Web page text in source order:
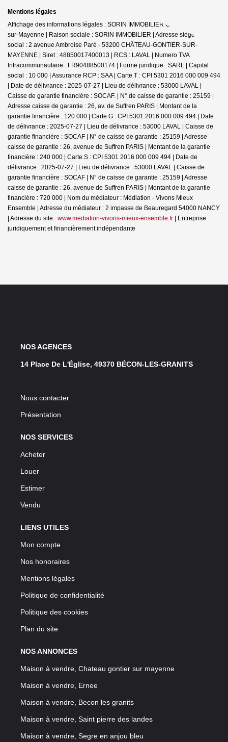
Mentions légales
Affichage des informations légales : SORIN IMMOBILIER Château-Gontier-
sur-Mayenne | Raison sociale : SORIN IMMOBILIER | Adresse siège
social : 2 avenue Ambroise Paré - 53200 CHÂTEAU-GONTIER-SUR-
MAYENNE | Siret : 48850017400013 | RCS : LAVAL | Numero TVA
Intracommunautaire : FR90488500174 | Forme juridique : SARL | Capital
social : 10 000 | Assurance RCP : SAA | Carte T : CPI 5301 2016 000 009 494
| Date de délivrance : 2025-07-27 | Lieu de délivrance : 53000 LAVAL |
Caisse de garantie financière : SOCAF. | N° de caisse de garantie : 25159 |
Adresse caisse de garantie : 26, av. de Suffren PARIS | Montant de la
garantie financière : 120 000 | Carte G : CPI 5301 2016 000 009 494 | Date
de délivrance : 2025-07-27 | Lieu de délivrance : 53000 LAVAL | Caisse de
garantie financière : SOCAF | N° de caisse de garantie : 25159 | Adresse
caisse de garantie : 26, avenue de Suffren PARIS | Montant de la garantie
financière : 240 000 | Carte S : CPI 5301 2016 000 009 494 | Date de
délivrance : 2025-07-27 | Lieu de délivrance : 53000 LAVAL | Caisse de
garantie financière : SOCAF | N° de caisse de garantie : 25159 | Adresse
caisse de garantie : 26, avenue de Suffren PARIS | Montant de la garantie
financière : 720 000 | Nom du médiateur : Médiation - Vivons Mieux
Ensemble | Adresse du médiateur : 2 impasse de Beauregard 54000 NANCY
| Adresse du site : www.mediation-vivons-mieux-ensemble.fr | Entreprise
juridiquement et financièrement indépendante
NOS AGENCES
14 Place De L'Église, 49370 BÉCON-LES-GRANITS
Nous contacter
Présentation
NOS SERVICES
Acheter
Louer
Estimer
Vendu
LIENS UTILES
Mon compte
Nos honoraires
Mentions légales
Politique de confidentialité
Politique des cookies
Plan du site
NOS ANNONCES
Maison à vendre, Chateau gontier sur mayenne
Maison à vendre, Ernee
Maison à vendre, Becon les granits
Maison à vendre, Saint pierre des landes
Maison à vendre, Segre en anjou bleu